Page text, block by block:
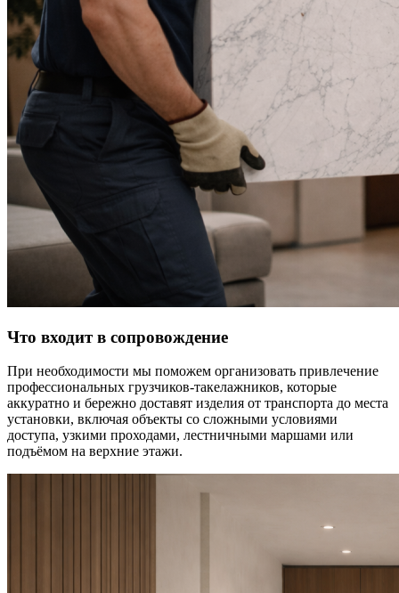
Что входит в сопровождение
При необходимости мы поможем организовать привлечение
профессиональных грузчиков-такелажников, которые
аккуратно и бережно доставят изделия от транспорта до места
установки, включая объекты со сложными условиями
доступа, узкими проходами, лестничными маршами или
подъёмом на верхние этажи.